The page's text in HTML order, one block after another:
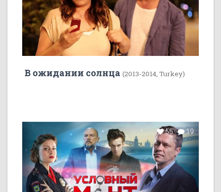
В ожидании солнца (2013-2014, Turkey)
55 19